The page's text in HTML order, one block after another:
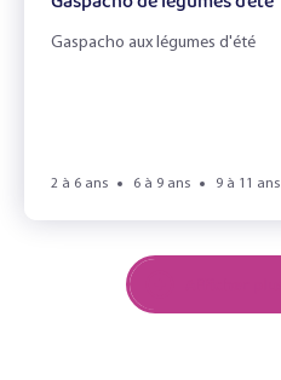
Gaspacho aux légumes d'été
2 à 6 ans 6 à 9 ans 9 à 11 ans